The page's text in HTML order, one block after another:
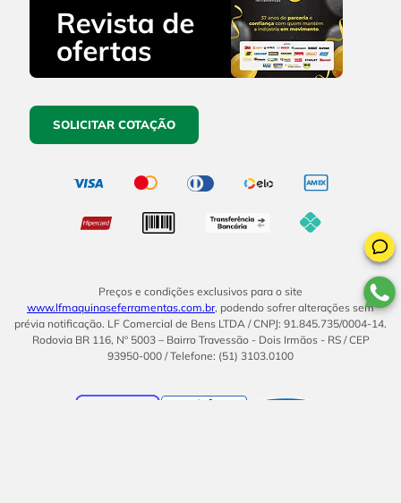
SOLICITAR COTAÇÃO
Preços e condições exclusivos para o site
www.lfmaquinaseferramentas.com.br, podendo sofrer alterações sem
prévia notificação. LF Comercial de Bens LTDA / CNPJ: 91.845.735/0004-14.
Rodovia BR 116, Nº 5003 – Bairro Travessão - Dois Irmãos - RS / CEP
93950-000 / Telefone: (51) 3103.0100